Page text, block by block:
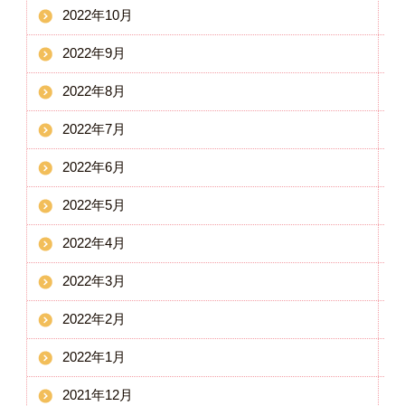
2022年10月
2022年9月
2022年8月
2022年7月
2022年6月
2022年5月
2022年4月
2022年3月
2022年2月
2022年1月
2021年12月